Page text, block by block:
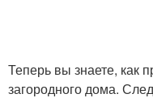
Теперь вы знаете, как
загородного дома.